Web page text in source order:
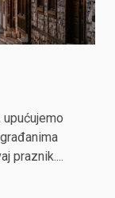
praznik....